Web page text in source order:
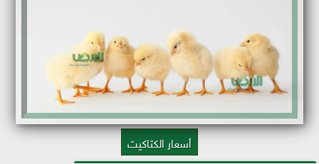
أسعار الكتاكيت